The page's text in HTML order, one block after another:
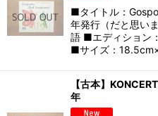
■タイトル：
年発行（だと思い
語 ■エディション
■サイズ：
【古本】
年